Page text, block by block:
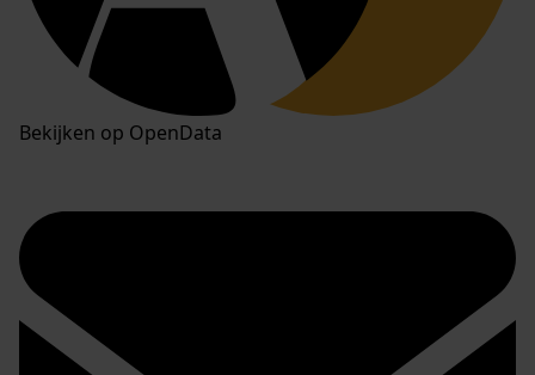
Bekijken op OpenData